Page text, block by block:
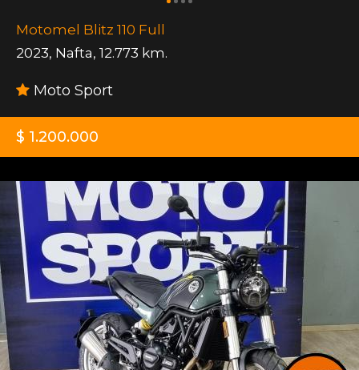
Motomel Blitz 110 Full
2023, Nafta, 12.773 km.
Moto Sport
$ 1.200.000